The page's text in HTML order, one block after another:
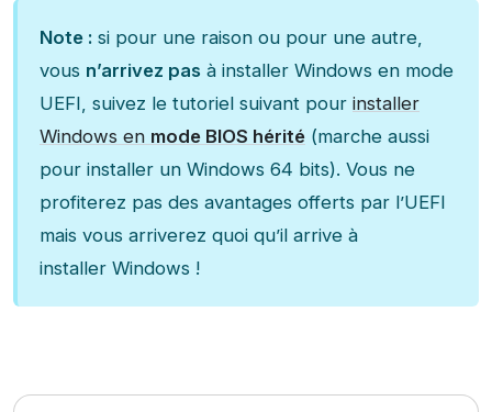
Note : si pour une raison ou pour une autre,
vous n’arrivez pas à installer Windows en mode
UEFI, suivez le tutoriel suivant pour installer
Windows en mode BIOS hérité (marche aussi
pour installer un Windows 64 bits). Vous ne
profiterez pas des avantages offerts par l’UEFI
mais vous arriverez quoi qu’il arrive à
installer Windows !